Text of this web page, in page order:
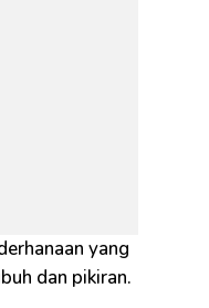
yang
dan pikiran.